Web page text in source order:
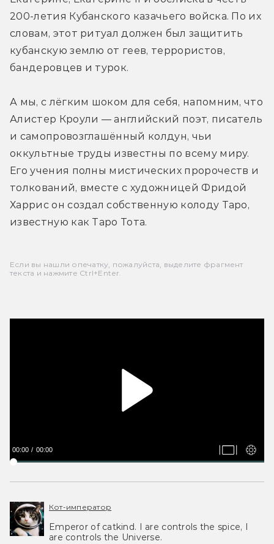
200-летия Кубанского казачьего войска. По их
словам, этот ритуал должен был защитить
кубанскую землю от геев, террористов,
бандеровцев и турок.
А мы, с лёгким шоком для себя, напомним, что
Алистер Кроули — английский поэт, писатель
и самопровозглашённый колдун, чьи
оккультные труды известны по всему миру.
Его учения полны мистических пророчеств и
толкований, вместе с художницей Фридой
Харрис он создал собственную колоду Таро,
известную как Таро Тота.
Если вы нашли опечатку, пожалуйста, выделите фрагмент
текста и нажмите Ctrl+Enter.
00:00 00:00
Кот-император
Emperor of catkind. I are controls the spice, I
are controls the Universe.